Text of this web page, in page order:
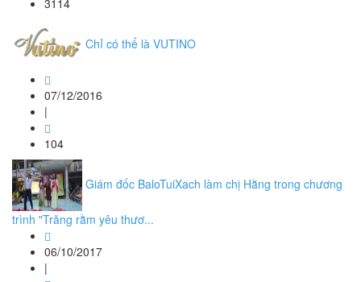
3114
Chỉ có thể là VUTINO
07/12/2016
|
104
Giám đốc BaloTuiXach làm chị Hằng trong chương
trình "Trăng rằm yêu thươ...
06/10/2017
|